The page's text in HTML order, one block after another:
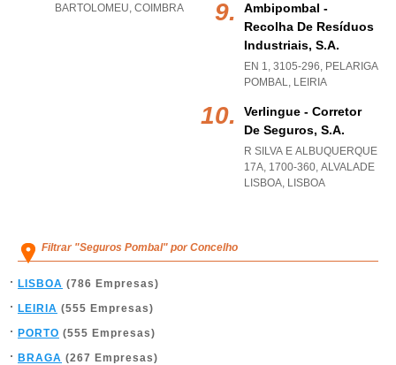
BARTOLOMEU, COIMBRA
Ambipombal -
Recolha De Resíduos
Industriais, S.a.
EN 1, 3105-296, PELARIGA
POMBAL, LEIRIA
Verlingue - Corretor
De Seguros, S.a.
R SILVA E ALBUQUERQUE
17A, 1700-360, ALVALADE
LISBOA, LISBOA
Filtrar "Seguros Pombal" por Concelho
LISBOA (786 Empresas)
LEIRIA (555 Empresas)
PORTO (555 Empresas)
BRAGA (267 Empresas)